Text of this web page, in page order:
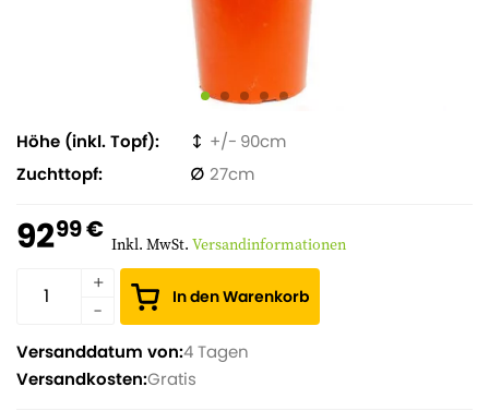
Höhe (inkl. Topf)
90
Zuchttopf
27
9299 € Inkl. MwSt. Versandinformationen
In den Warenkorb
Versanddatum von:4 Tagen
Versandkosten:Gratis